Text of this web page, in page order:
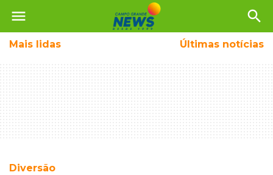
menu search
Mais lidas Últimas notícias
Diversão